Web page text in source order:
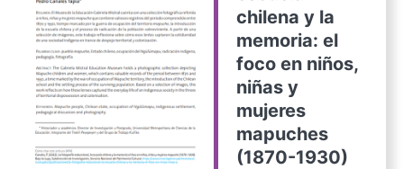
chilena y la
memoria: el
foco en niños,
niñas y
mujeres
mapuches
(1870-1930)